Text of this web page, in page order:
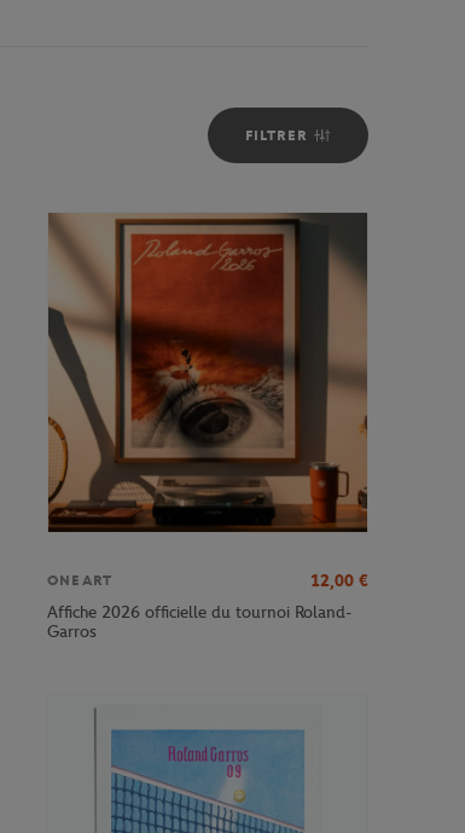
FILTRER
ONEART 12,00 €
Affiche 2026 officielle du tournoi Roland-
Garros